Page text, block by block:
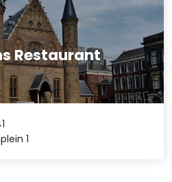
Restaurant
1